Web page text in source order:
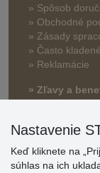
» Spôsob
» Obchodné
» Zásady
» Často
» Reklamácie
» Zľavy a
Nastavenie
Keď kliknete na
súhlas na ich